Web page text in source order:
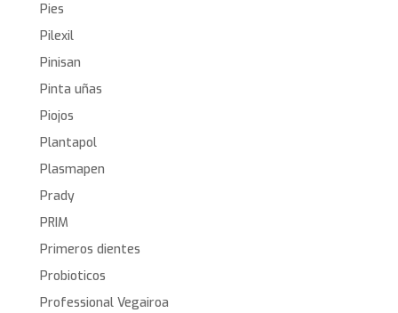
Pies
Pilexil
Pinisan
Pinta uñas
Piojos
Plantapol
Plasmapen
Prady
PRIM
Primeros dientes
Probioticos
Professional Vegairoa